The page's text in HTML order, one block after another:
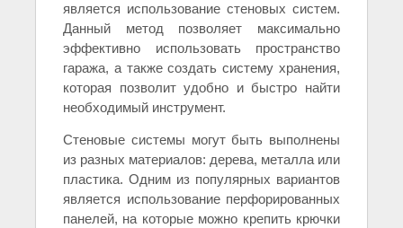
является использование стеновых систем.
Данный метод позволяет максимально
эффективно использовать пространство
гаража, а также создать систему хранения,
которая позволит удобно и быстро найти
необходимый инструмент.
Стеновые системы могут быть выполнены
из разных материалов: дерева, металла или
пластика. Одним из популярных вариантов
является использование перфорированных
панелей, на которые можно крепить крючки